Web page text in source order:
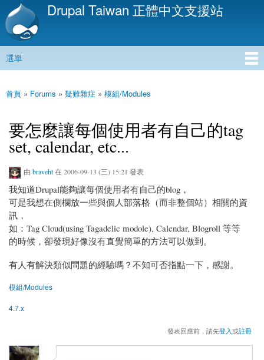
移
內
Drupal Taiwan 正體中文支援站
主選單
選單
您在這裡
首頁 » Forums » 疑難雜症 » 模組/Modules
要怎麼讓每個使用者有自己的tag
set, calendar, etc...
由 braveht在 2006-09-13 (三) 15:21 發表
我知道Drupal能夠讓每個使用者有自己的blog，
可是我想在側欄放一些與個人部落格（而非整個站）相關的資
訊，
如：Tag Cloud(using Tagadelic modole), Calendar, Blogroll 等等
的時候，卻發現好像沒有直覺簡單的方法可以做到。
有人有解決類似問題的經驗嗎？不知可否指點一下，感謝。
模組/Modules
4.7.x
發表回應前，請先登入或註冊